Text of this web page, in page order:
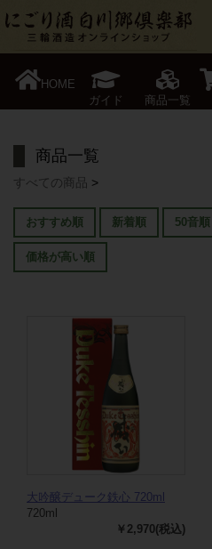
HOME
ガイド
商品一覧
商品一覧
すべての商品 >
おすすめ順 新着順 50音順
価格が高い順
大吟醸デューク鉄心 720ml
720ml
￥2,970(税込)